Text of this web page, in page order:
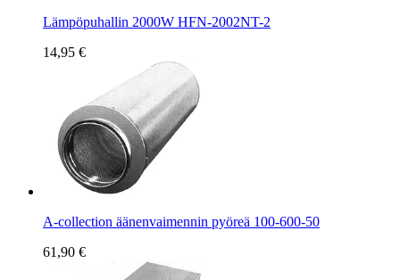
Lämpöpuhallin 2000W HFN-2002NT-2
14,95 €
A-collection äänenvaimennin pyöreä 100-600-50
61,90 €